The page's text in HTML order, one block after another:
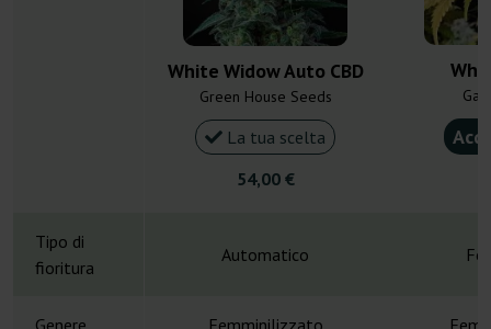
White Widow Auto CBD
Green House Seeds
La tua scelta
54,00 €
Tipo di
fioritura
Automatico